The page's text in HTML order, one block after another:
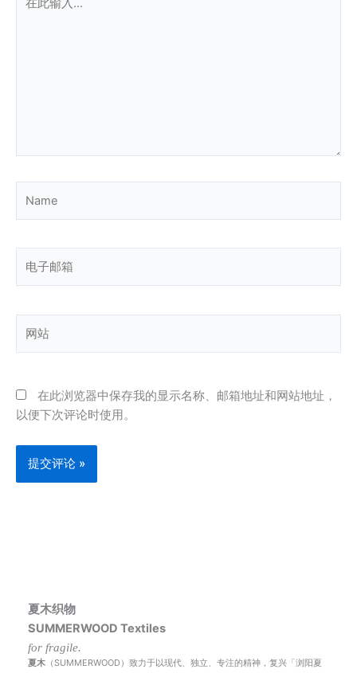
箱
站
在此浏览器中保存我的显示名称、邮箱地址和网站地址，
以便下次评论时使用。
夏木织物
SUMMERWOOD Textiles
for fragile.
夏木 （SUMMERWOOD）致力于以现代、独立、专注的精神，复兴「浏阳夏